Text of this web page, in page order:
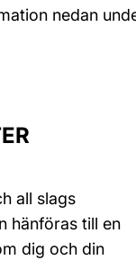
nedan
all slags
hänföras till en
dig och din